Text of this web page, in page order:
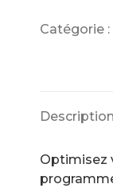
coaching
Catégorie :
Description
Optimisez